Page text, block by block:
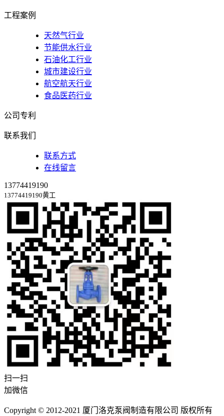
工程案例
天然气行业
节能供水行业
石油化工行业
城市建设行业
航空航天行业
食品医药行业
公司专利
联系我们
联系方式
在线留言
13774419190
13774419190黄工
扫一扫
加微信
Copyright © 2012-2021 厦门洛克泵阀制造有限公司 版权所有